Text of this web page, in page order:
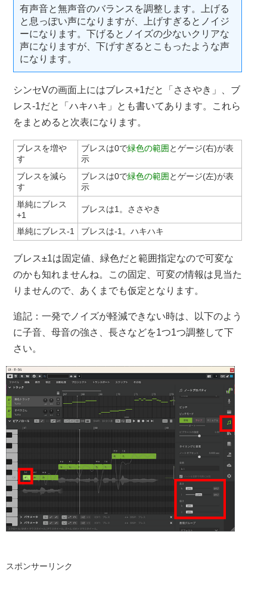
有声音と無声音のバランスを調整します。上げる
と息っぽい声になりますが、上げすぎるとノイジ
ーになります。下げるとノイズの少ないクリアな
声になりますが、下げすぎるとこもったような声
になります。
シンセVの画面上にはブレス+1だと「ささやき」、ブ
レス-1だと「ハキハキ」とも書いてあります。これら
をまとめると次表になります。
ブレスを増や
す
ブレスは0で緑色の範囲とゲージ(右)が表
示
ブレスを減ら
す
ブレスは0で緑色の範囲とゲージ(左)が表
示
単純にブレス
+1
ブレスは1。ささやき
単純にブレス-1 ブレスは-1。ハキハキ
ブレス±1は固定値、緑色だと範囲指定なので可変な
のかも知れませんね。この固定、可変の情報は見当た
りませんので、あくまでも仮定となります。
追記：一発でノイズが軽減できない時は、以下のよう
に子音、母音の強さ、長さなどを1つ1つ調整して下
さい。
スポンサーリンク